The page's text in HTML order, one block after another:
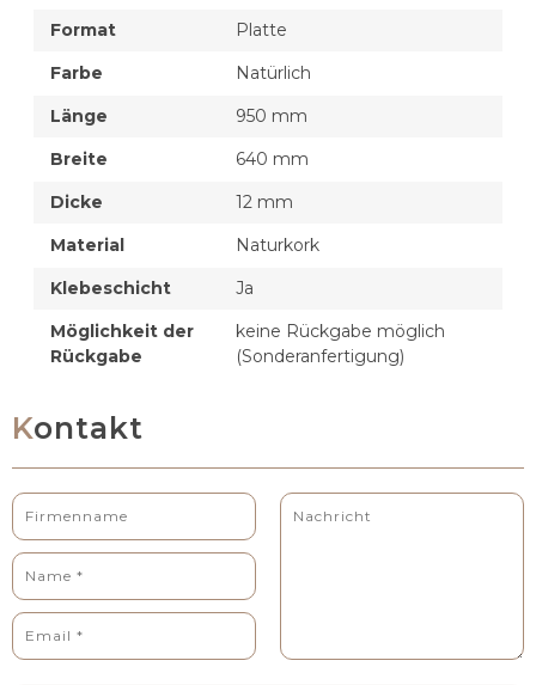
Format
Platte
Farbe
Natürlich
Länge
950 mm
Breite
640 mm
Dicke
12 mm
Material
Naturkork
Klebeschicht
Ja
Möglichkeit der
Rückgabe
keine Rückgabe möglich
(Sonderanfertigung)
Kontakt